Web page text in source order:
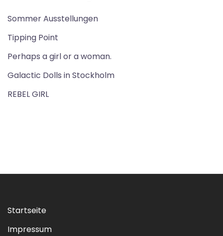
Sommer Ausstellungen
Tipping Point
Perhaps a girl or a woman.
Galactic Dolls in Stockholm
REBEL GIRL
Startseite
Impressum